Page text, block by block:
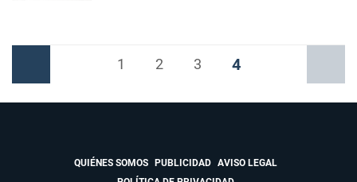
1 2 3 4
QUIÉNES SOMOS PUBLICIDAD
AVISO LEGAL